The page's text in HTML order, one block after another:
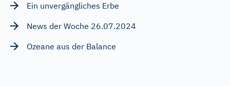
Ein unvergängliches Erbe
News der Woche 26.07.2024
Ozeane aus der Balance